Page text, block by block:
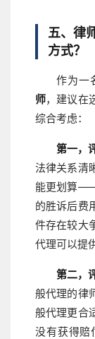
五、律
方式？
作为一
师，建议在
综合考虑：
第一，
法律关系清
能更划算
的胜诉后费
件存在较大
代理可以提
第二，
般代理的律
般代理更合
没有获得赔